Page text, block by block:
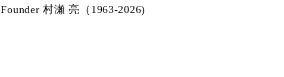
Founder 村瀬 亮（1963-2026)